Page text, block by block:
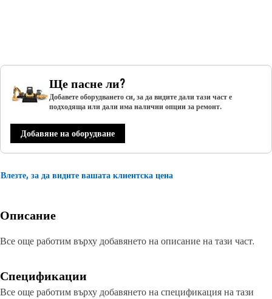
Ще пасне ли?
Добавете оборудването си, за да видите дали тази част е
подходяща или дали има налични опции за ремонт.
Добавяне на оборудване
Влезте, за да видите вашата клиентска цена
Описание
Все още работим върху добавянето на описание на тази част.
Спецификации
Все още работим върху добавянето на спецификация на тази